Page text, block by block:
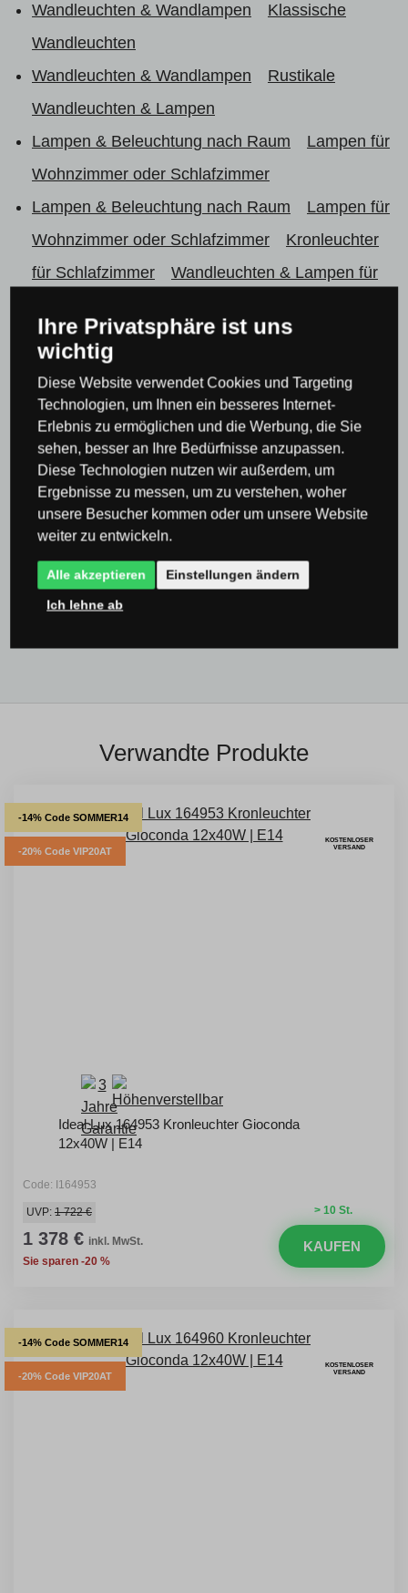
Wandleuchten & Wandlampen
Klassische
Wandleuchten
Wandleuchten & Wandlampen
Rustikale
Wandleuchten & Lampen
Lampen & Beleuchtung nach Raum
Lampen für
Wohnzimmer oder Schlafzimmer
Lampen & Beleuchtung nach Raum
Lampen für
Wohnzimmer oder Schlafzimmer
Kronleuchter
für Schlafzimmer
Wandleuchten & Lampen für
Lampen & Beleuchtung nach Raum
für Wohnzimmer
Wandleuchten & Lampen für
Wohnzimmer
Alle
Leuchten & Beleuchtung Ideal Lux
Leuchten & Beleuchtung Ideal Lux
Wandleuchten Ideal Lux
Wandleuchten & Wandlampen
Verwandte Produkte
-14% Code SOMMER14
-20% Code VIP20AT
KOSTENLOSER
VERSAND
Ideal Lux 164953 Kronleuchter Gioconda
12x40W | E14
Code: I164953
> 10 St.
UVP: 1 722 €
1 378 € inkl. MwSt.
Sie sparen -20 %
KAUFEN
-14% Code SOMMER14
-20% Code VIP20AT
KOSTENLOSER
VERSAND
Ihre Privatsphäre ist uns
wichtig
Diese Website verwendet Cookies und Targeting
Technologien, um Ihnen ein besseres Internet-
Erlebnis zu ermöglichen und die Werbung, die Sie
sehen, besser an Ihre Bedürfnisse anzupassen.
Diese Technologien nutzen wir außerdem, um
Ergebnisse zu messen, um zu verstehen, woher
unsere Besucher kommen oder um unsere Website
weiter zu entwickeln.
Alle akzeptieren Einstellungen ändern
Ich lehne ab